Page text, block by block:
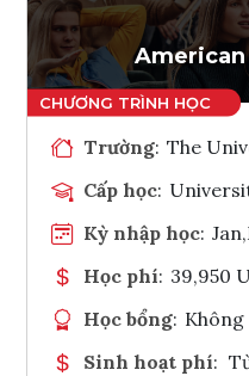
Trường: The
Cấp học:
Kỳ nhập học:
Học phí: 39,950
Học bổng: Không
Sinh hoạt phí: